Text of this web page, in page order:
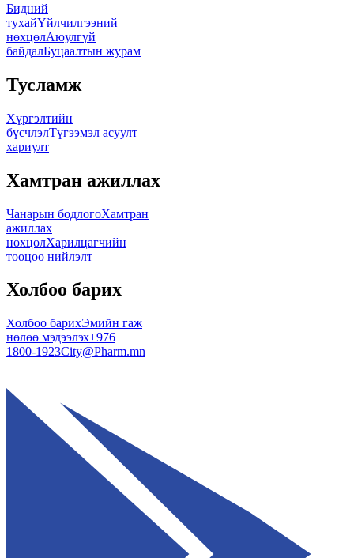
Бидний
тухайҮйлчилгээний
нөхцөлАюулгүй
байдалБуцаалтын журам
Тусламж
Хүргэлтийн
бүсчлэлТүгээмэл асуулт
хариулт
Хамтран ажиллах
Чанарын бодлогоХамтран
ажиллах
нөхцөлХарилцагчийн
тооцоо нийлэлт
Холбоо барих
Холбоо барихЭмийн гаж
нөлөө мэдээлэх+976
1800-1923City@Pharm.mn